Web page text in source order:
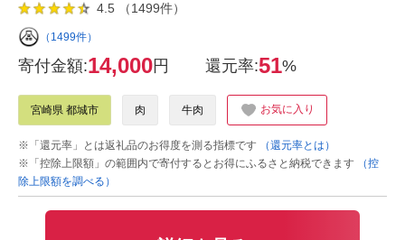
4.5 （1499件）
（1499件）
寄付金額:14,000円 還元率:51%
宮崎県 都城市 肉 牛肉 お気に入り
※「還元率」とは返礼品のお得度を測る指標です
（還元率とは）
※「控除上限額」の範囲内で寄付するとお得にふるさと納税できます
（控
除上限額を調べる）